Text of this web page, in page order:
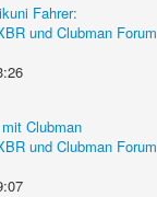
Fahrer:
und Clubman Forum
Clubman
und Clubman Forum